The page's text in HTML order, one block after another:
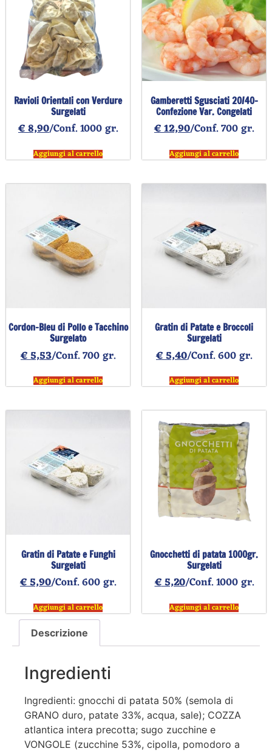
Ravioli Orientali con Verdure
Surgelati
€8,90/Conf. 1000 gr.
Aggiungi al carrello
Gamberetti Sgusciati 20/40-
Confezione Var. Congelati
€12,90/Conf. 700 gr.
Aggiungi al carrello
Cordon-Bleu di Pollo e Tacchino
Surgelato
€5,53/Conf. 700 gr.
Aggiungi al carrello
Gratin di Patate e Broccoli
Surgelati
€5,40/Conf. 600 gr.
Aggiungi al carrello
Gratin di Patate e Funghi
Surgelati
€5,90/Conf. 600 gr.
Aggiungi al carrello
Gnocchetti di patata 1000gr.
Surgelati
€5,20/Conf. 1000 gr.
Aggiungi al carrello
Descrizione
Ingredienti
Ingredienti: gnocchi di patata 50% (semola di
GRANO duro, patate 33%, acqua, sale); COZZA
atlantica intera precotta; sugo zucchine e
VONGOLE (zucchine 53%, cipolla, pomodoro a